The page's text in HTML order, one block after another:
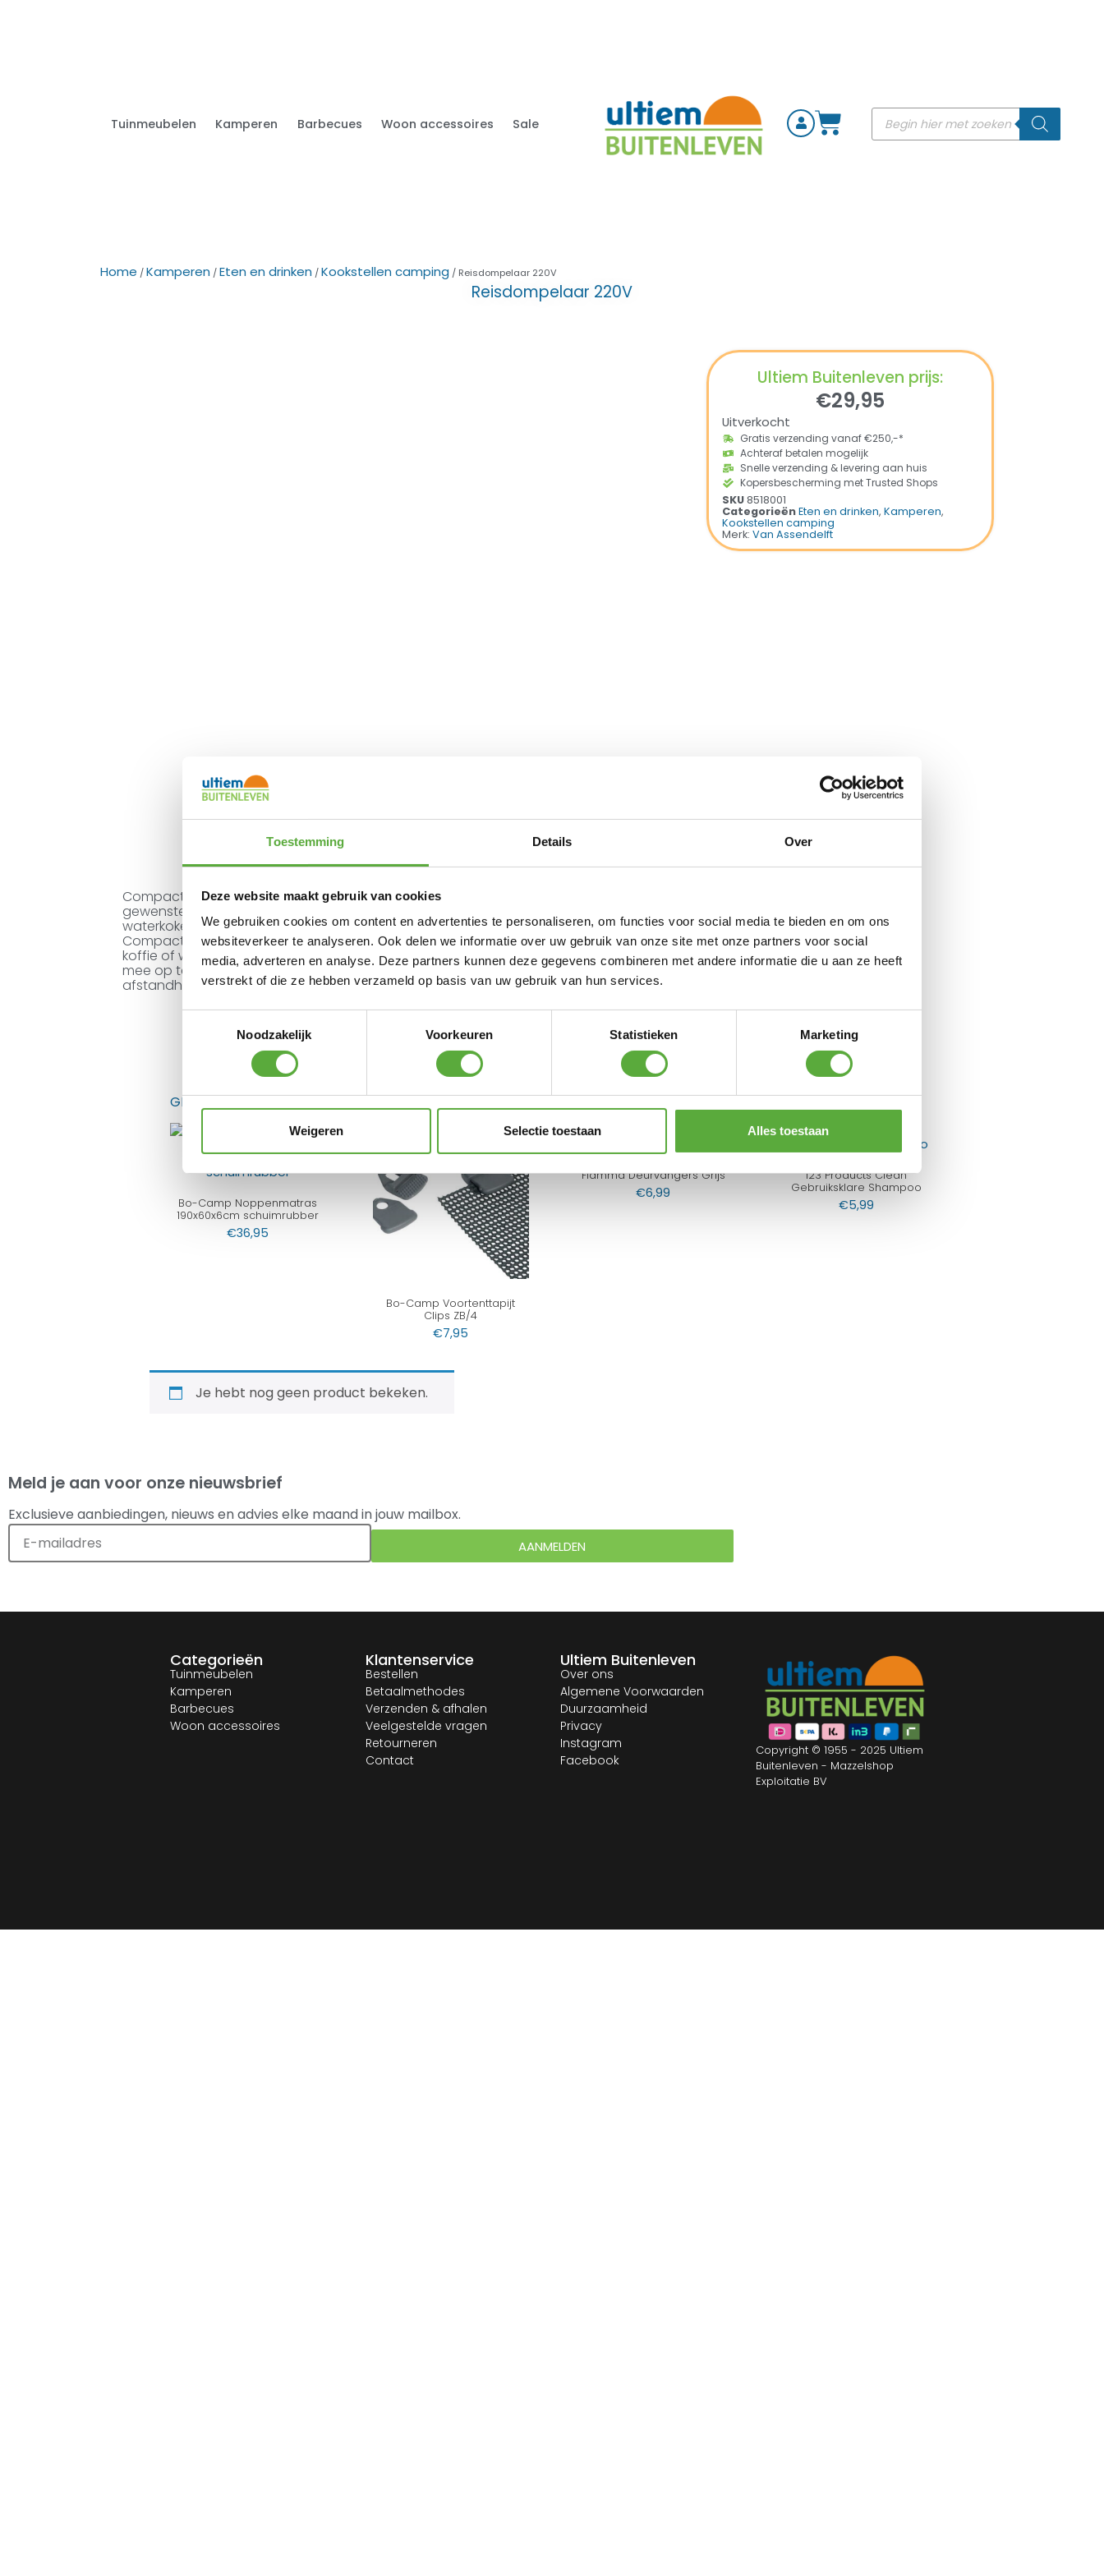
Toestemming Details Over
Deze website maakt gebruik van cookies
We gebruiken cookies om content en advertenties te personaliseren, om functies voor social media te bieden en om ons
websiteverkeer te analyseren. Ook delen we informatie over uw gebruik van onze site met onze partners voor social
media, adverteren en analyse. Deze partners kunnen deze gegevens combineren met andere informatie die u aan ze heeft
verstrekt of die ze hebben verzameld op basis van uw gebruik van hun services.
Noodzakelijk
Voorkeuren Statistieken Marketing
Weigeren Selectie toestaan Alles toestaan
Tuinmeubelen Kamperen Barbecues Woon accessoires Sale
Home /Kamperen /Eten en drinken /Kookstellen camping / Reisdompelaar 220V
Reisdompelaar 220V
Compacte reisdompelaar die fungeert als waterkoker door de dompelaar in de
gewenste vloeistof te houden. Een dompelaar neemt minder energie dan een
waterkoker!
Compacte reisdompelaar voor wanneer u snel wilt genieten van een kopje thee,
koffie of warme soep. Ideaal om bekers of pannen met vloeistof snel en voordelig
mee op te warmen. De reisdompelaar is geaard, met oververhittingsbeveiliging en
afstandhouder. Materiaal: RVS met kunststof handvat. 230volt/350 Watt.
Ultiem Buitenleven prijs:
€29,95
Uitverkocht
Gratis verzending vanaf €250,-*
Achteraf betalen mogelijk
Snelle verzending & levering aan huis
Kopersbescherming met Trusted Shops
SKU8518001
CategorieënEten en drinken, Kamperen,
Kookstellen camping
Merk: Van Assendelft
Gratis verzending vanaf €250,-* Achteraf betalen mogelijk Kopersbescherming met Trusted Shops
GERELATEERDE PRODUCTEN
Bo-Camp Noppenmatras
190x60x6cm schuimrubber
€36,95
Bo-Camp Voortenttapijt
Clips ZB/4
€7,95
Fiamma Deurvangers Grijs
€6,99
123 Products Clean
Gebruiksklare Shampoo
€5,99
Je hebt nog geen product bekeken.
Meld je aan voor onze nieuwsbrief
Exclusieve aanbiedingen, nieuws en advies elke maand in jouw mailbox.
AANMELDEN
Categorieën
Tuinmeubelen
Kamperen
Barbecues
Woon accessoires
Klantenservice
Bestellen
Betaalmethodes
Verzenden & afhalen
Veelgestelde vragen
Retourneren
Contact
Ultiem Buitenleven
Over ons
Algemene Voorwaarden
Duurzaamheid
Privacy
Instagram
Facebook
Copyright © 1955 - 2025 Ultiem
Buitenleven - Mazzelshop
Exploitatie BV